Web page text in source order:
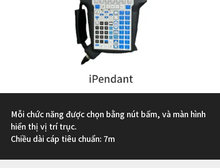
Mỗi chức năng được chọn bằng nút bấm, và màn hình
hiển thị vị trí trục.
Chiều dài cáp tiêu chuẩn: 7m